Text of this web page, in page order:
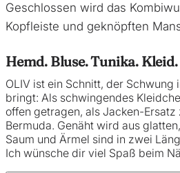
Geschlossen wird das
Kopfleiste und geknöpften
Hemd. Bluse. Tunika.
OLIV ist ein Schnitt, der Schwung
bringt: Als schwingendes
offen getragen, als Jacken-Ersatz
Bermuda. Genäht wird aus
Saum und Ärmel sind in zwei
Ich wünsche dir viel Spaß beim